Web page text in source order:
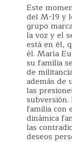
Este
del M-19 y
grupo
la voz y el
está en él,
él. María
su familia
de
además de
las
subversión.
familia con
dinámica
las
deseos